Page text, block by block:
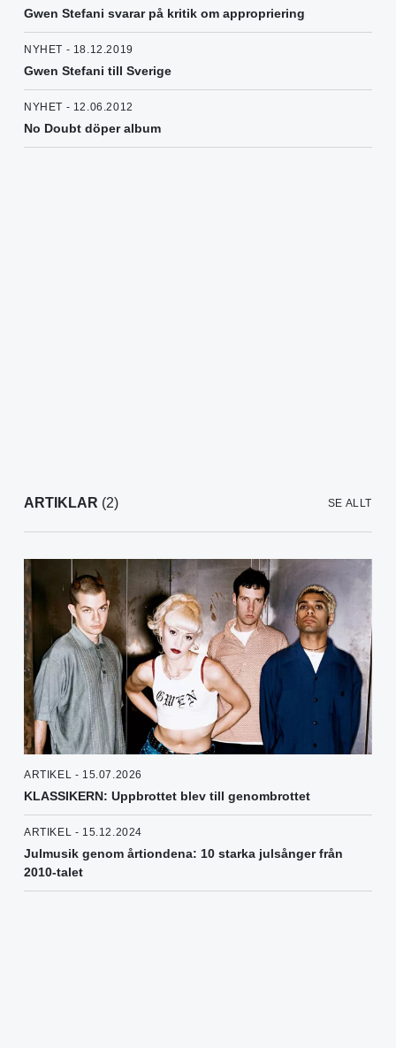
Gwen Stefani svarar på kritik om appropriering
NYHET - 18.12.2019
Gwen Stefani till Sverige
NYHET - 12.06.2012
No Doubt döper album
ARTIKLAR (2) SE ALLT
ARTIKEL - 15.07.2026
KLASSIKERN: Uppbrottet blev till genombrottet
ARTIKEL - 15.12.2024
Julmusik genom årtiondena: 10 starka julsånger från
2010-talet